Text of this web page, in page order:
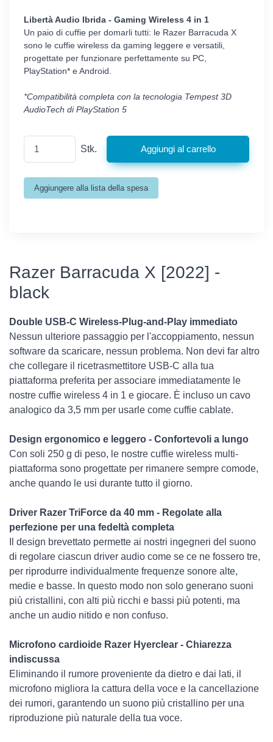
Libertà Audio Ibrida - Gaming Wireless 4 in 1
Un paio di cuffie per domarli tutti: le Razer Barracuda X
sono le cuffie wireless da gaming leggere e versatili,
progettate per funzionare perfettamente su PC,
PlayStation* e Android.
*Compatibilità completa con la tecnologia Tempest 3D
AudioTech di PlayStation 5
Stk.
Razer Barracuda X [2022] -
black
Double USB-C Wireless-Plug-and-Play immediato
Nessun ulteriore passaggio per l'accoppiamento, nessun
software da scaricare, nessun problema. Non devi far altro
che collegare il ricetrasmettitore USB-C alla tua
piattaforma preferita per associare immediatamente le
nostre cuffie wireless 4 in 1 e giocare. È incluso un cavo
analogico da 3,5 mm per usarle come cuffie cablate.
Design ergonomico e leggero - Confortevoli a lungo
Con soli 250 g di peso, le nostre cuffie wireless multi-
piattaforma sono progettate per rimanere sempre comode,
anche quando le usi durante tutto il giorno.
Driver Razer TriForce da 40 mm - Regolate alla
perfezione per una fedeltà completa
Il design brevettato permette ai nostri ingegneri del suono
di regolare ciascun driver audio come se ce ne fossero tre,
per riprodurre individualmente frequenze sonore alte,
medie e basse. In questo modo non solo generano suoni
più cristallini, con alti più ricchi e bassi più potenti, ma
anche un audio nitido e non confuso.
Microfono cardioide Razer Hyerclear - Chiarezza
indiscussa
Eliminando il rumore proveniente da dietro e dai lati, il
microfono migliora la cattura della voce e la cancellazione
dei rumori, garantendo un suono più cristallino per una
riproduzione più naturale della tua voce.